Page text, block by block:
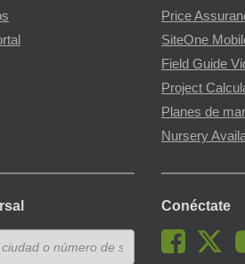
Price
SiteOne
Field Guide
Project
Planes de
Nursery
Conéctate